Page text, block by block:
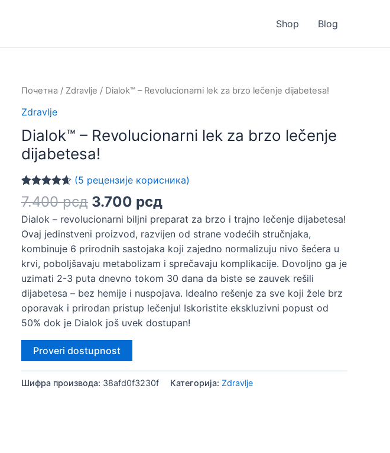
Shop Blog
Почетна / Zdravlje / Dialok™ – Revolucionarni lek za brzo lečenje dijabetesa!
Zdravlje
Dialok™ – Revolucionarni lek za brzo lečenje
dijabetesa!
Оцењено
4.60од 5
5
оцена
купаца
(5 рецензије корисника)
7.400рсд Оригинална
цена
је
била:
7.400 рсд.
3.700 рсдТренутна
цена
је:
3.700 рсд.
Dialok – revolucionarni biljni preparat za brzo i trajno lečenje dijabetesa!
Ovaj jedinstveni proizvod, razvijen od strane vodećih stručnjaka,
kombinuje 6 prirodnih sastojaka koji zajedno normalizuju nivo šećera u
krvi, poboljšavaju metabolizam i sprečavaju komplikacije. Dovoljno ga je
uzimati 2-3 puta dnevno tokom 30 dana da biste se zauvek rešili
dijabetesa – bez hemije i nuspojava. Idealno rešenje za sve koji žele brz
oporavak i prirodan pristup lečenju! Iskoristite ekskluzivni popust od
50% dok je Dialok još uvek dostupan!
Proveri dostupnost
Шифра производа: 38afd0f3230f Категорија: Zdravlje